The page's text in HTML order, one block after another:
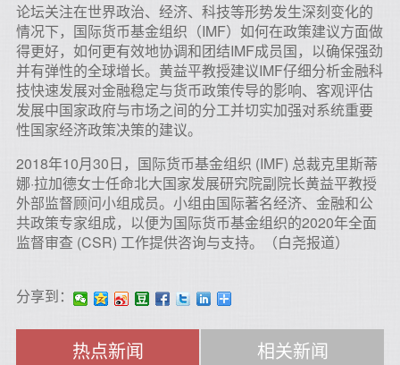
论坛关注在世界政治、经济、科技等形势发生深刻变化的
情况下，国际货币基金组织（IMF）如何在政策建议方面做
得更好，如何更有效地协调和团结IMF成员国，以确保强劲
并有弹性的全球增长。黄益平教授建议IMF仔细分析金融科
技快速发展对金融稳定与货币政策传导的影响、客观评估
发展中国家政府与市场之间的分工并切实加强对系统重要
性国家经济政策决策的建议。
2018年10月30日，国际货币基金组织 (IMF) 总裁克里斯蒂
娜·拉加德女士任命北大国家发展研究院副院长黄益平教授
外部监督顾问小组成员。小组由国际著名经济、金融和公
共政策专家组成，以便为国际货币基金组织的2020年全面
监督审查 (CSR) 工作提供咨询与支持。（白尧报道）
分享到：
热点新闻 相关新闻